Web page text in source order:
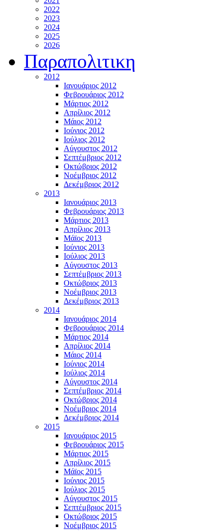
2022
2023
2024
2025
2026
Παραπολιτικη
2012
Ιανουάριος 2012
Φεβρουάριος 2012
Μάρτιος 2012
Απρίλιος 2012
Μάιος 2012
Ιούνιος 2012
Ιούλιος 2012
Αύγουστος 2012
Σεπτέμβριος 2012
Οκτώβριος 2012
Νοέμβριος 2012
Δεκέμβριος 2012
2013
Ιανουάριος 2013
Φεβρουάριος 2013
Μάρτιος 2013
Απρίλιος 2013
Μάϊος 2013
Ιούνιος 2013
Ιούλιος 2013
Αύγουστος 2013
Σεπτέμβριος 2013
Οκτώβριος 2013
Νοέμβριος 2013
Δεκέμβριος 2013
2014
Ιανουάριος 2014
Φεβρουάριος 2014
Μάρτιος 2014
Απρίλιος 2014
Μάιος 2014
Ιούνιος 2014
Ιούλιος 2014
Αύγουστος 2014
Σεπτέμβριος 2014
Οκτώβριος 2014
Νοέμβριος 2014
Δεκέμβριος 2014
2015
Ιανουάριος 2015
Φεβρουάριος 2015
Μάρτιος 2015
Απρίλιος 2015
Μάϊος 2015
Ιούνιος 2015
Ιούλιος 2015
Αύγουστος 2015
Σεπτέμβριος 2015
Οκτώβριος 2015
Νοέμβριος 2015